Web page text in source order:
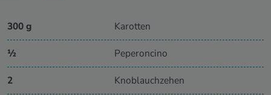
300 g Karotten
½ Peperoncino
2 Knoblauchzehen